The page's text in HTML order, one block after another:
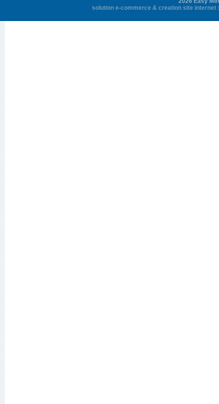
solution e-commerce & creation site internet